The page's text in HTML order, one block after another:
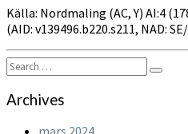
Källa: Nordmaling (AC, Y) AI:4
(AID: v139496.b220.s211, NAD:
Search
for:
Search
Archives